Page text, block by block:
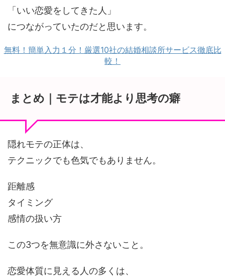
「いい恋愛をしてきた人」
につながっていたのだと思います。
無料！簡単入力１分！厳選10社の結婚相談所サービス徹底比
較！
まとめ｜モテは才能より思考の癖
隠れモテの正体は、
テクニックでも色気でもありません。
距離感
タイミング
感情の扱い方
この3つを無意識に外さないこと。
恋愛体質に見える人の多くは、